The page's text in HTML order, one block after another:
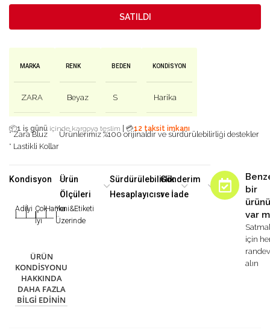
SATILDI
MARKA
ZARA
RENK
Beyaz
BEDEN
S
KONDISYON
Harika
📦1 iş günü içinde kargoya teslim 💳12 taksit imkanı
* Zara Bluz
* Lastikli Kollar
Ürünlerimiz %100 orijinaldir ve sürdürülebilirliği destekler
Kondisyon
Adilİyi
|
Çok
İyi
Harika
|
Yeni&Etiketi
Üzerinde
ÜRÜN
KONDISYONU
HAKKINDA
DAHA FAZLA
BILGI EDININ
Ürün
Ölçüleri
Sürdürülebilirlik
Hesaplayıcısı
Gönderim
ve İade
bir
var
için
alın